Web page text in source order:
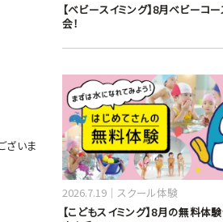
ざいま
【ベビースイミング】8月ベビーコ
会！
【こどもスイミング】8月の無料体
2026.7.19 スクール体験